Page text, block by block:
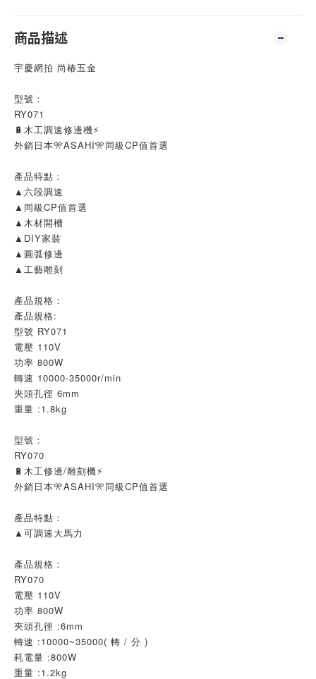
商品描述
宇慶網拍 尚椿五金
型號：
RY071
🔋木工調速修邊機⚡
外銷日本🎌ASAHI🎌同級CP值首選
產品特點：
▲六段調速
▲同級CP值首選
▲木材開槽
▲DIY家裝
▲圓弧修邊
▲工藝雕刻
產品規格：
產品規格:
型號 RY071
電壓 110V
功率 800W
轉速 10000-35000r/min
夾頭孔徑 6mm
重量 :1.8kg
型號：
RY070
🔋木工修邊/雕刻機⚡
外銷日本🎌ASAHI🎌同級CP值首選
產品特點：
▲可調速大馬力
產品規格：
RY070
電壓 110V
功率 800W
夾頭孔徑 :6mm
轉速 :10000~35000( 轉 / 分 )
耗電量 :800W
重量 :1.2kg